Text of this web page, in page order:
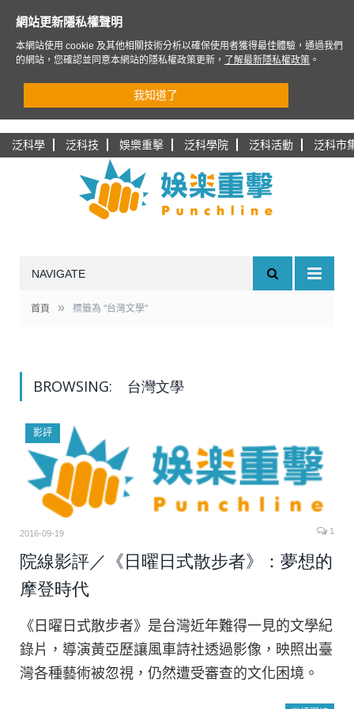
泛科學 泛科技 娛樂重擊 泛科學院 泛科活動 泛科市
NAVIGATE
首頁 » 標籤為 "台灣文學"
BROWSING: 台灣文學
影評
2016-09-19 1
院線影評／《日曜日式散步者》：夢想的
摩登時代
《日曜日式散步者》是台灣近年難得一見的文學紀
錄片，導演黃亞歷讓風車詩社透過影像，映照出臺
灣各種藝術被忽視，仍然遭受審查的文化困境。
網站更新隱私權聲明
本網站使用 cookie 及其他相關技術分析以確保使用者獲得最佳體驗，通過我們
的網站，您確認並同意本網站的隱私權政策更新，
了解最新隱私權政策 。
我知道了